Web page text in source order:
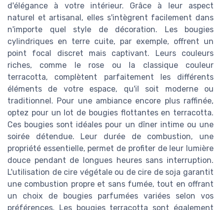
d'élégance à votre intérieur. Grâce à leur aspect
naturel et artisanal, elles s'intègrent facilement dans
n'importe quel style de décoration. Les bougies
cylindriques en terre cuite, par exemple, offrent un
point focal discret mais captivant. Leurs couleurs
riches, comme le rose ou la classique couleur
terracotta, complètent parfaitement les différents
éléments de votre espace, qu'il soit moderne ou
traditionnel. Pour une ambiance encore plus raffinée,
optez pour un lot de bougies flottantes en terracotta.
Ces bougies sont idéales pour un dîner intime ou une
soirée détendue. Leur durée de combustion, une
propriété essentielle, permet de profiter de leur lumière
douce pendant de longues heures sans interruption.
L'utilisation de cire végétale ou de cire de soja garantit
une combustion propre et sans fumée, tout en offrant
un choix de bougies parfumées variées selon vos
préférences. Les bougies terracotta sont également